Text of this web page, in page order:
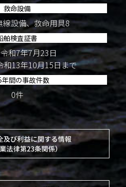
救命設備
線設備、救命用具8
舶検査証書
和7年7月23日
和13年10月15日まで
間の事故件数
0件